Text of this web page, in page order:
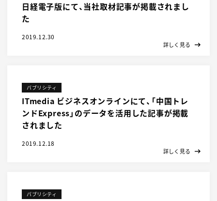
2019.12.30
日経電子版にて、当社取材記事が掲載されまし
た
詳しく見る
パブリシティ
2019.12.18
ITmedia ビジネスオンラインにて、「中国トレ
ンドExpress」のデータを活用した記事が掲載
されました
詳しく見る
パブリシティ